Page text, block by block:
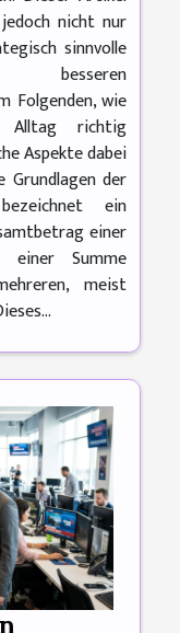
nicht nur
sinnvolle
besseren
Folgenden, wie
Alltag richtig
Aspekte dabei
Grundlagen der
ein
einer
Summe
meist